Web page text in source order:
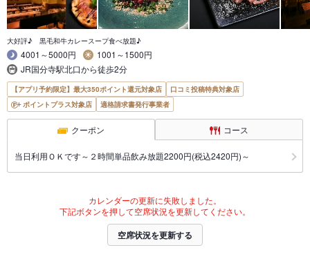
大好評♪ 黒毛和牛カレースープ食べ放題♪
4001～5000円
1001～1500円
JR国分寺駅北口から徒歩2分
【アプリ予約限定】最大350ポイント還元対象店
口コミ投稿特典対象店
ポイントプラス対象店
適格請求書発行事業者
クーポン コース
当日利用ＯＫです～２時間単品飲み放題2200円(税込2420円)～
カレンダーの更新に失敗しました。
下記ボタンを押して空席状況を更新してください。
空席状況を更新する